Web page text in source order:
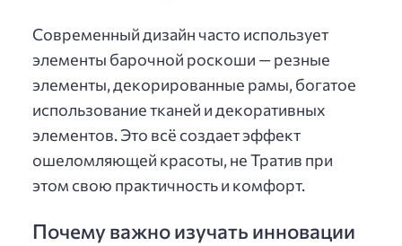
Современный дизайн часто использует
элементы барочной роскоши — резные
элементы, декорированные рамы, богатое
использование тканей и декоративных
элементов. Это всё создает эффект
ошеломляющей красоты, не Тратив при
этом свою практичность и комфорт.
Почему важно изучать инновации